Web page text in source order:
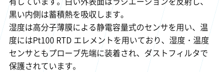
黒い内側は蓄積熱を吸収します。
湿度は高分子薄膜による静電容量式のセンサを用い、温
度にはPt100 RTD エレメントを用いており、湿度・温度
センサともプローブ先端に装着され、ダストフィルタで
保護されています。